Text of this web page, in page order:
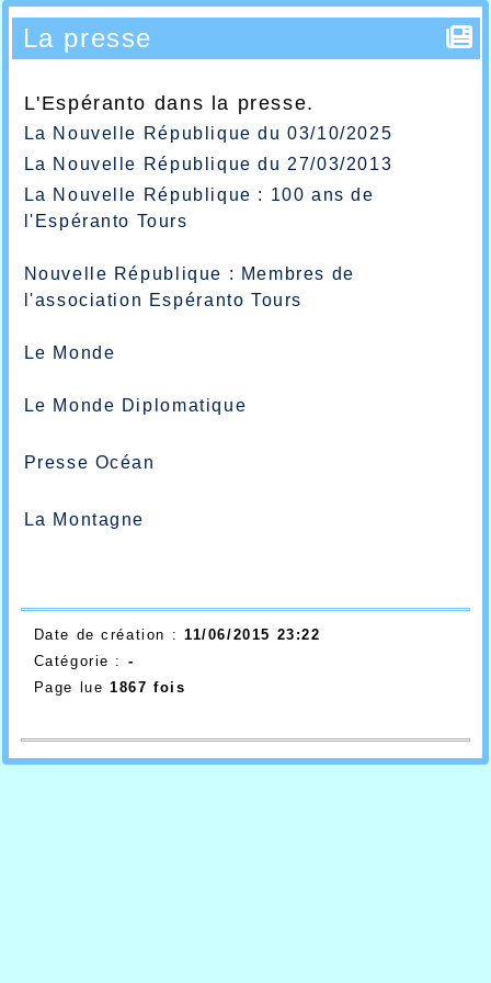
La presse
L'Espéranto dans la presse.
La Nouvelle République du 03/10/2025
La Nouvelle République du 27/03/2013
La Nouvelle République : 100 ans de
l'Espéranto Tours
Nouvelle République : Membres de
l'association Espéranto Tours
Le Monde
Le Monde Diplomatique
Presse Océan
La Montagne
Date de création : 11/06/2015 23:22
Catégorie : -
Page lue 1867 fois